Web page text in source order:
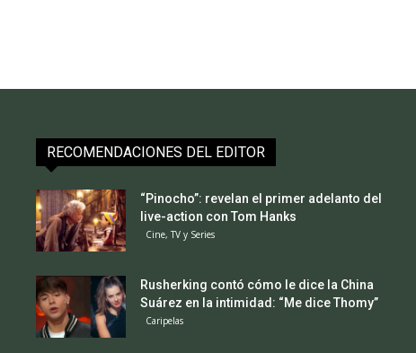
RECOMENDACIONES DEL EDITOR
“Pinocho”: revelan el primer adelanto del
live-action con Tom Hanks
Cine, TV y Series
Rusherking contó cómo le dice la China
Suárez en la intimidad: “Me dice Thomy”
Caripelas